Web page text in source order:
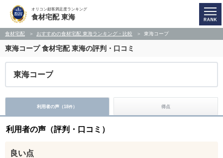
オリコン顧客満足度ランキング
食材宅配 東海
食材宅配 おすすめの食材宅配 東海ランキング・比較 東海コープ
東海コープ食材宅配 東海の評判・口コミ
東海コープ
利用者の声（18件） 得点
利用者の声（評判・口コミ）
良い点